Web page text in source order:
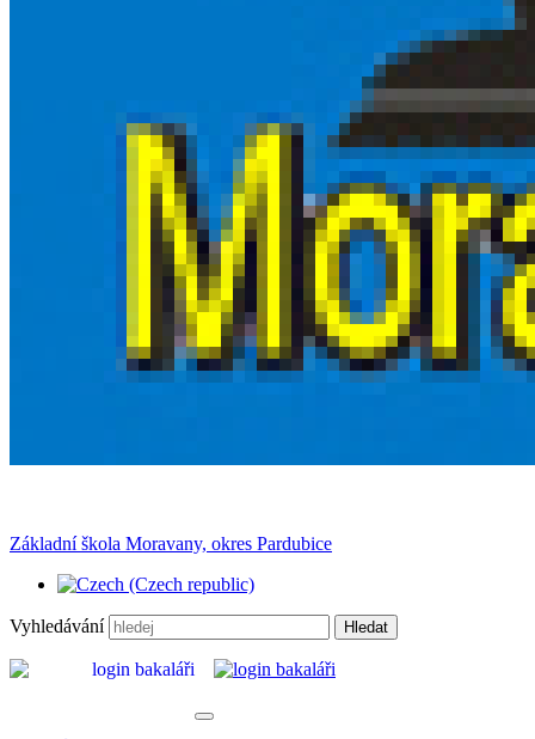
Základní škola Moravany, okres Pardubice
Vyhledávání Hledat